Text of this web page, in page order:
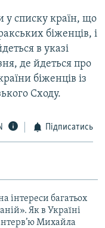
у списку країн, що
біженців, і
в указі
де йдеться про
біженців із
Сходу.
Підписатись
інтереси багатьох
Як в Україні
Михайла